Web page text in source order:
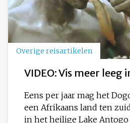
Overige reisartikelen
VIDEO: Vis meer leeg
Eens per jaar mag het
een Afrikaans land ten
in het heilige Lake Antogo